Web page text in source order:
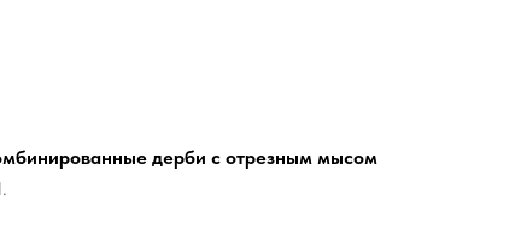
дерби с отрезным мысом